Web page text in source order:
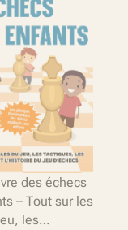
des échecs
– Tout sur les
les